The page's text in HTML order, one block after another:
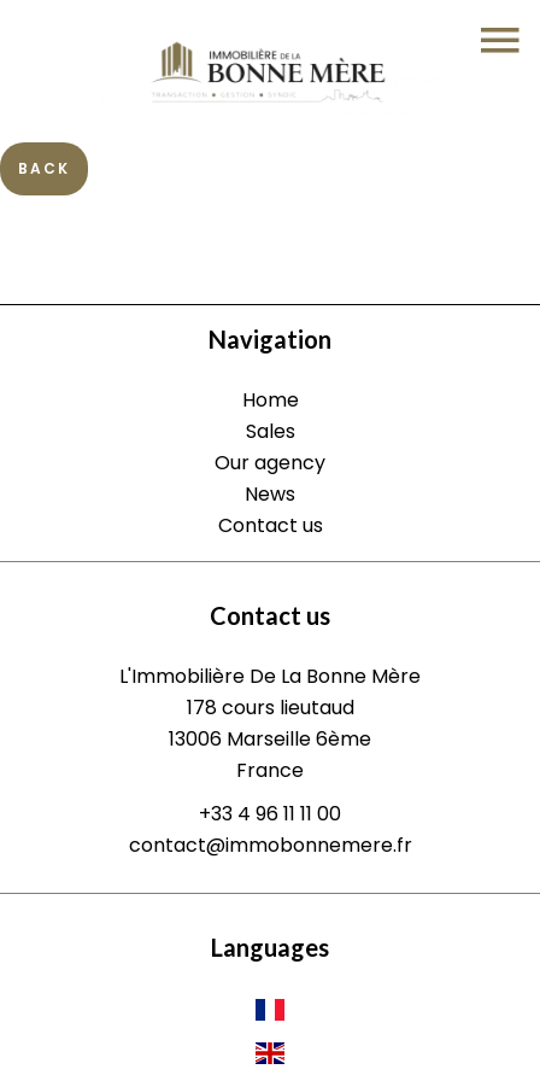
BACK
Navigation
Home
Sales
Our agency
News
Contact us
Contact us
L'Immobilière De La Bonne Mère
178 cours lieutaud
13006 Marseille 6ème
France
+33 4 96 11 11 00
contact@immobonnemere.fr
Languages